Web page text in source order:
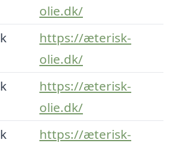
olie.dk/
https://æterisk-
olie.dk/
https://æterisk-
olie.dk/
https://æterisk-